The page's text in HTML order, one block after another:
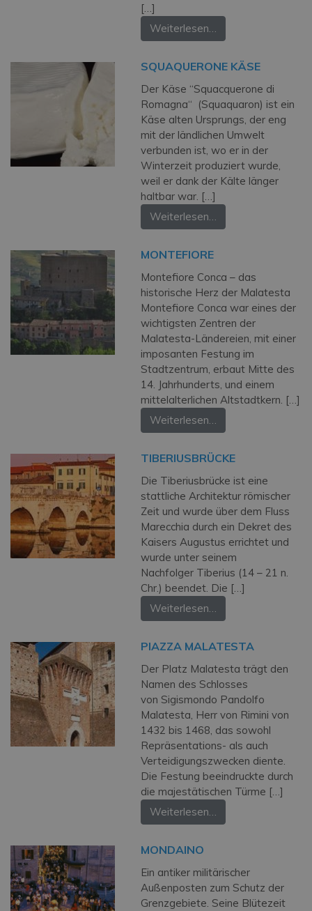
[…]
Weiterlesen…
SQUAQUERONE KÄSE
Der Käse “Squacquerone di
Romagna“ (Squaquaron) ist ein
Käse alten Ursprungs, der eng
mit der ländlichen Umwelt
verbunden ist, wo er in der
Winterzeit produziert wurde,
weil er dank der Kälte länger
haltbar war. […]
Weiterlesen…
MONTEFIORE
Montefiore Conca – das
historische Herz der Malatesta
Montefiore Conca war eines der
wichtigsten Zentren der
Malatesta-Ländereien, mit einer
imposanten Festung im
Stadtzentrum, erbaut Mitte des
14. Jahrhunderts, und einem
mittelalterlichen Altstadtkern. […]
Weiterlesen…
TIBERIUSBRÜCKE
Die Tiberiusbrücke ist eine
stattliche Architektur römischer
Zeit und wurde über dem Fluss
Marecchia durch ein Dekret des
Kaisers Augustus errichtet und
wurde unter seinem
Nachfolger Tiberius (14 – 21 n.
Chr.) beendet. Die […]
Weiterlesen…
PIAZZA MALATESTA
Der Platz Malatesta trägt den
Namen des Schlosses
von Sigismondo Pandolfo
Malatesta, Herr von Rimini von
1432 bis 1468, das sowohl
Repräsentations- als auch
Verteidigungszwecken diente.
Die Festung beeindruckte durch
die majestätischen Türme […]
Weiterlesen…
MONDAINO
Ein antiker militärischer
Außenposten zum Schutz der
Grenzgebiete. Seine Blütezeit